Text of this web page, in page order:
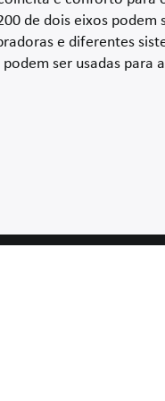
de dois eixos
e diferentes
ser usadas para